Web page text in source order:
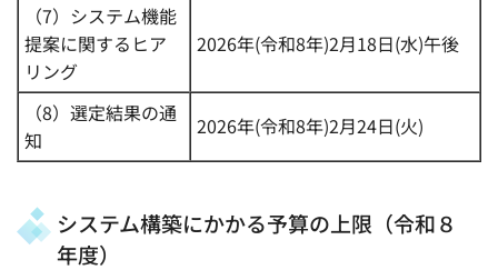
（7）システム機能
提案に関するヒア
リング
2026年(令和8年)2月18日(水)午後
（8）選定結果の通
知
2026年(令和8年)2月24日(火)
システム構築にかかる予算の上限（令和８
年度）